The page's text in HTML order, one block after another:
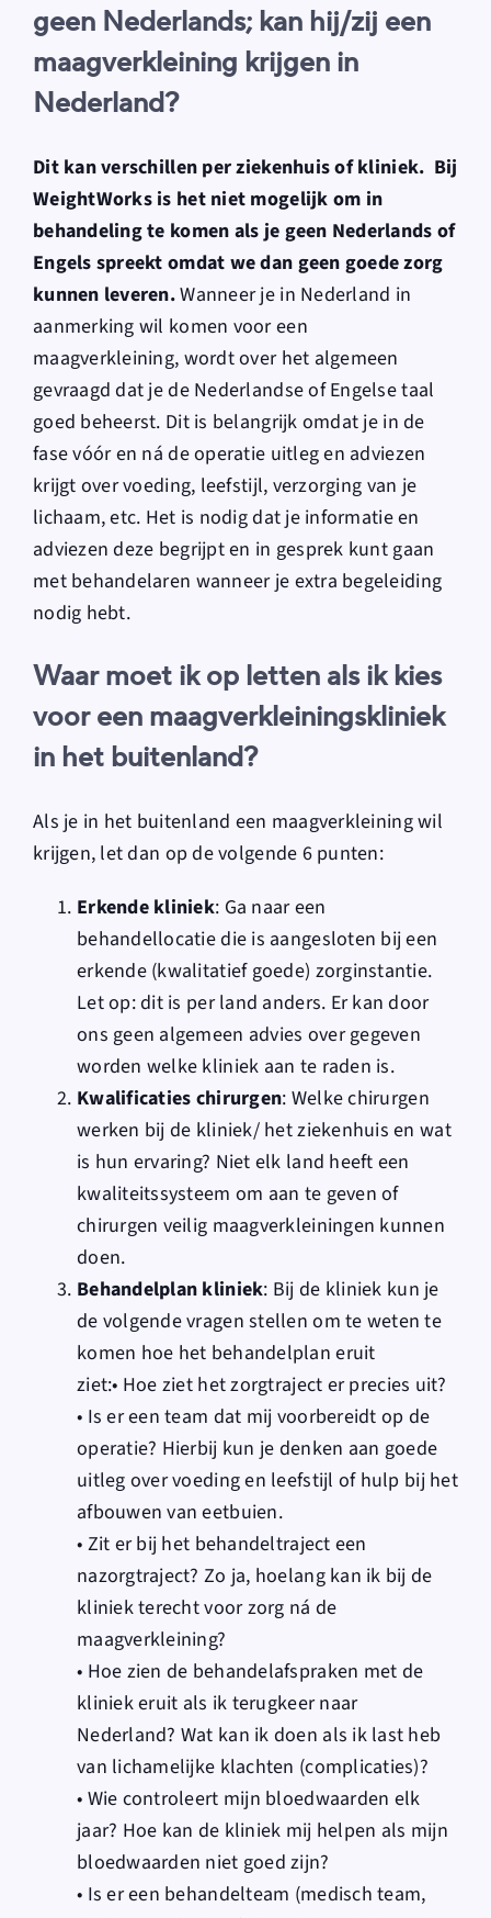
geen Nederlands; kan hij/zij een
maagverkleining krijgen in
Nederland?
Dit kan verschillen per ziekenhuis of kliniek. Bij
WeightWorks is het niet mogelijk om in
behandeling te komen als je geen Nederlands of
Engels spreekt omdat we dan geen goede zorg
kunnen leveren.Wanneer je in Nederland in
aanmerking wil komen voor een
maagverkleining, wordt over het algemeen
gevraagd dat je de Nederlandse of Engelse taal
goed beheerst. Dit is belangrijk omdat je in de
fase vóór en ná de operatie uitleg en adviezen
krijgt over voeding, leefstijl, verzorging van je
lichaam, etc. Het is nodig dat je informatie en
adviezen deze begrijpt en in gesprek kunt gaan
met behandelaren wanneer je extra begeleiding
nodig hebt.
Waar moet ik op letten als ik kies
voor een maagverkleiningskliniek
in het buitenland?
Als je in het buitenland een maagverkleining wil
krijgen, let dan op de volgende 6 punten:
Erkende kliniek: Ga naar een
behandellocatie die is aangesloten bij een
erkende (kwalitatief goede) zorginstantie.
Let op: dit is per land anders. Er kan door
ons geen algemeen advies over gegeven
worden welke kliniek aan te raden is.
Kwalificaties chirurgen: Welke chirurgen
werken bij de kliniek/ het ziekenhuis en wat
is hun ervaring? Niet elk land heeft een
kwaliteitssysteem om aan te geven of
chirurgen veilig maagverkleiningen kunnen
doen.
Behandelplan kliniek: Bij de kliniek kun je
de volgende vragen stellen om te weten te
komen hoe het behandelplan eruit
ziet:• Hoe ziet het zorgtraject er precies uit?
• Is er een team dat mij voorbereidt op de
operatie? Hierbij kun je denken aan goede
uitleg over voeding en leefstijl of hulp bij het
afbouwen van eetbuien.
• Zit er bij het behandeltraject een
nazorgtraject? Zo ja, hoelang kan ik bij de
kliniek terecht voor zorg ná de
maagverkleining?
• Hoe zien de behandelafspraken met de
kliniek eruit als ik terugkeer naar
Nederland? Wat kan ik doen als ik last heb
van lichamelijke klachten (complicaties)?
• Wie controleert mijn bloedwaarden elk
jaar? Hoe kan de kliniek mij helpen als mijn
bloedwaarden niet goed zijn?
• Is er een behandelteam (medisch team,